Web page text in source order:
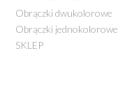
Obrączki dwukolorowe
Obrączki jednokolorowe
SKLEP